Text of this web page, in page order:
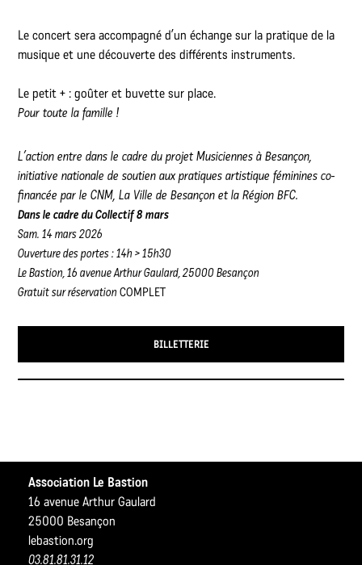
Le concert sera accompagné d’un échange sur la pratique de la
musique et une découverte des différents instruments.
Le petit + : goûter et buvette sur place.
Pour toute la famille !
L’action entre dans le cadre du projet Musiciennes à Besançon,
initiative nationale de soutien aux pratiques artistique féminines co-
financée par le CNM, La Ville de Besançon et la Région BFC.
Dans le cadre du Collectif 8 mars
Sam. 14 mars 2026
Ouverture des portes : 14h > 15h30
Le Bastion, 16 avenue Arthur Gaulard, 25000 Besançon
Gratuit sur réservationCOMPLET
BILLETTERIE
Association Le Bastion
16 avenue Arthur Gaulard
25000 Besançon
lebastion.org
03.81.81.31.12